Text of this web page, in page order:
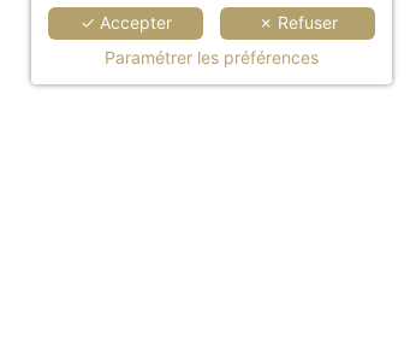
✓ Accepter
✗ Refuser
Paramétrer les préférences